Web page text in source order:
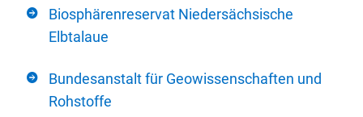
Biosphärenreservat Niedersächsische
Elbtalaue
Bundesanstalt für Geowissenschaften und
Rohstoffe